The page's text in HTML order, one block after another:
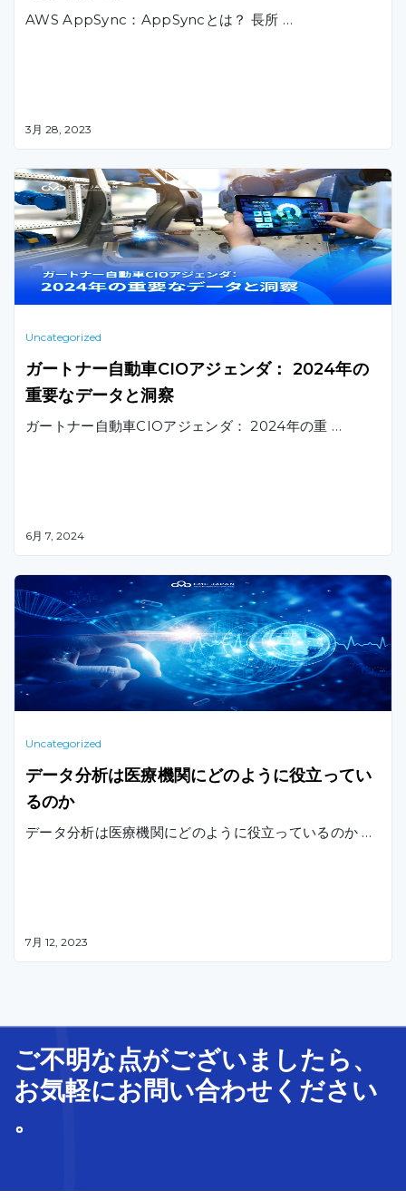
AWS AppSync：AppSyncとは？ 長所 …
3月 28, 2023
Uncategorized
ガートナー自動車CIOアジェンダ： 2024年の
重要なデータと洞察
ガートナー自動車CIOアジェンダ： 2024年の重 …
6月 7, 2024
Uncategorized
データ分析は医療機関にどのように役立ってい
るのか
データ分析は医療機関にどのように役立っているのか …
7月 12, 2023
ご不明な点がございましたら、
お気軽にお問い合わせ ください
。